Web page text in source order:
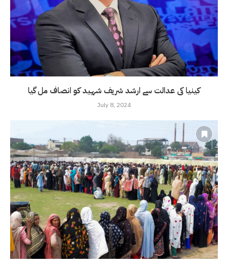
کینیا کی عدالت سے ارشد شریف شہید کو انصاف مل گیا
July 8, 2024